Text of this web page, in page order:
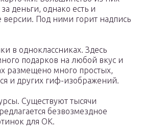
деньги, однако есть и
версии. Под ними горит надпись
в одноклассниках. Здесь
подарков на любой вкус и
размещено много простых,
и других гиф-изображений.
Существуют тысячи
безвозмездное
для ОК.